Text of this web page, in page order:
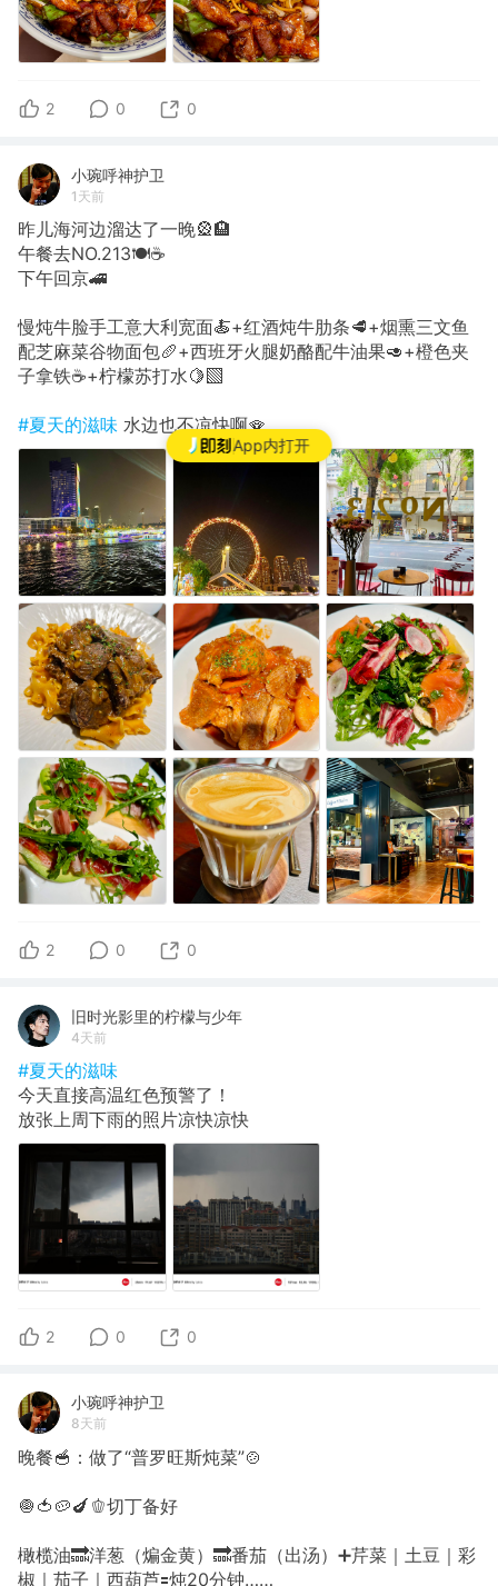
App内打开
2 0 0
小琬呼神护卫
1天前
昨儿海河边溜达了一晚🎡🏨
午餐去NO.213🍽️☕️
下午回京🚄
慢炖牛脸手工意大利宽面🍝+红酒炖牛肋条🥩+烟熏三文鱼
配芝麻菜谷物面包🥖+西班牙火腿奶酪配牛油果🥑+橙色夹
子拿铁☕️+柠檬苏打水🍋‍🟩
#夏天的滋味 水边也不凉快啊🪭
2 0 0
旧时光影里的柠檬与少年
4天前
#夏天的滋味
今天直接高温红色预警了！
放张上周下雨的照片凉快凉快
2 0 0
小琬呼神护卫
8天前
晚餐🥣：做了“普罗旺斯炖菜”🍲
🧅🍅🥔🍆🫑切丁备好
橄榄油🔜洋葱（煸金黄）🔜番茄（出汤）➕芹菜｜土豆｜彩
椒｜茄子｜西葫芦🟰炖20分钟……